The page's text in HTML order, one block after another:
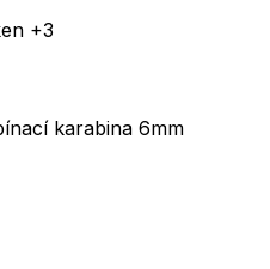
+3
karabina 6mm